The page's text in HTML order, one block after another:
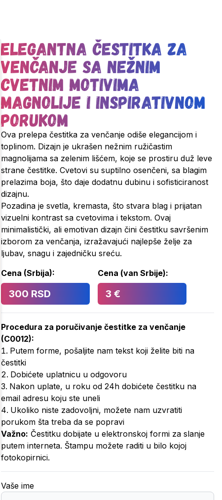
Elegantna čestitka za
venčanje sa nežnim
cvetnim motivima
magnolije i inspirativnom
porukom
Ova prelepa čestitka za venčanje odiše elegancijom i
toplinom. Dizajn je ukrašen nežnim ružičastim
magnolijama sa zelenim lišćem, koje se prostiru duž leve
strane čestitke. Cvetovi su suptilno osenčeni, sa blagim
prelazima boja, što daje dodatnu dubinu i sofisticiranost
dizajnu.
Pozadina je svetla, kremasta, što stvara blag i prijatan
vizuelni kontrast sa cvetovima i tekstom. Ovaj
minimalistički, ali emotivan dizajn čini čestitku savršenim
izborom za venčanja, izražavajući najlepše želje za
ljubav, snagu i zajedničku sreću.
Cena (Srbija):
300 RSD
Cena (van Srbije):
3 €
Procedura za poručivanje čestitke za venčanje
(C0012):
Putem forme, pošaljite nam tekst koji želite biti na
čestitki
Dobićete uplatnicu u odgovoru
Nakon uplate, u roku od 24h dobićete čestitku na
email adresu koju ste uneli
Ukoliko niste zadovoljni, možete nam uzvratiti
porukom šta treba da se popravi
Važno: Čestitku dobijate u elektronskoj formi za slanje
putem interneta. Štampu možete raditi u bilo kojoj
fotokopirnici.
Vaše ime